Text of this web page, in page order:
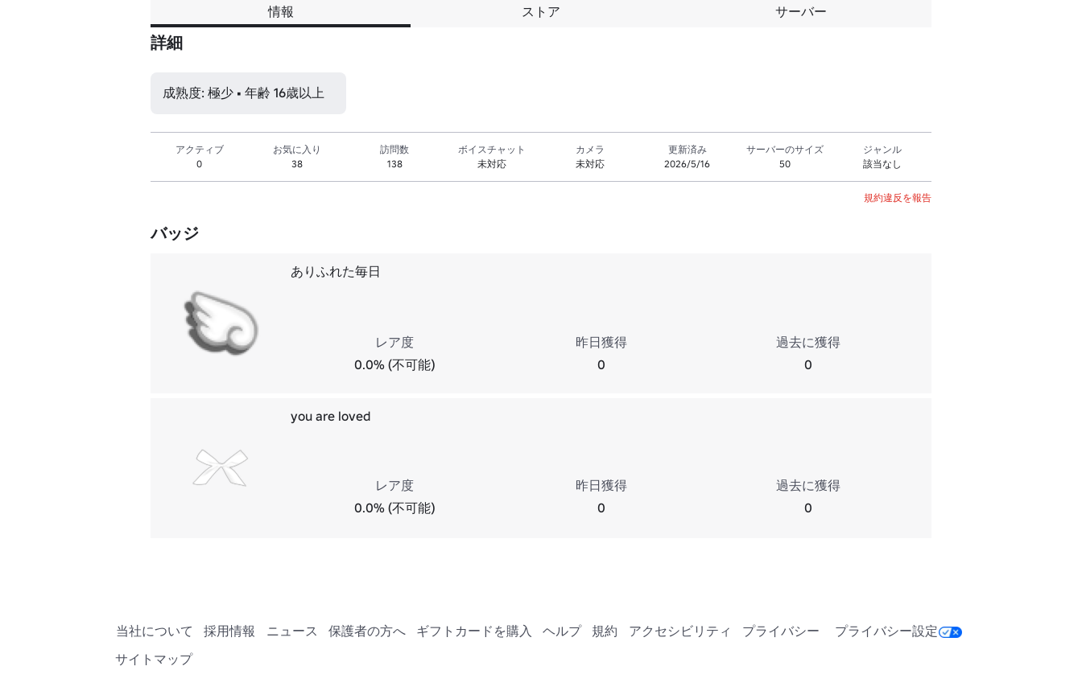
情報 ストア サーバー
詳細
成熟度: 極少 • 年齢 16歳以上
アクティブ
0
お気に入り
38
訪問数
138
ボイスチャット
未対応
カメラ
未対応
更新済み
2026/5/16
サーバーのサイズ
50
ジャンル
該当なし
規約違反を報告
バッジ
ありふれた毎日
レア度
0.0% (不可能)
昨日獲得
0
過去に獲得
0
you are loved
レア度
0.0% (不可能)
昨日獲得
0
過去に獲得
0
当社について 採用情報 ニュース 保護者の方へ ギフトカードを購入 ヘルプ 規約 アクセシビリティ プライバシー
プライバシー設定
サイトマップ